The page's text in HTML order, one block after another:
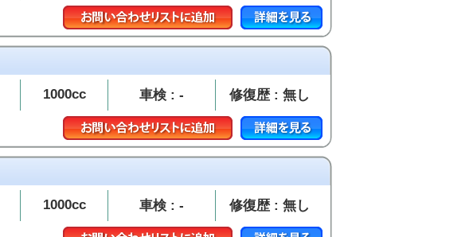
1000cc 車検 : - 修復歴 : 無し
1000cc 車検 : - 修復歴 : 無し